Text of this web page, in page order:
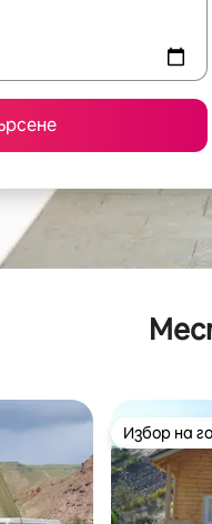
Избор на
Избор на